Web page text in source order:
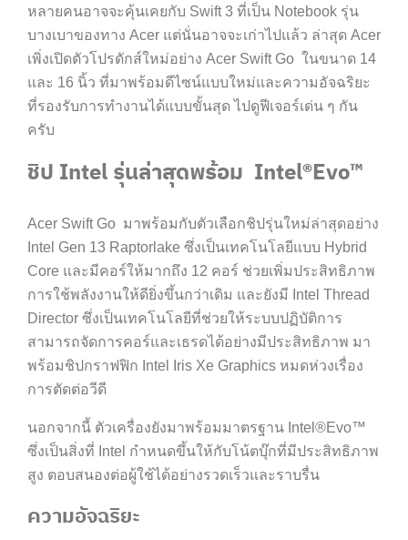
หลายคนอาจจะคุ้นเคยกับ Swift 3 ที่เป็น Notebook รุ่น
บางเบาของทาง Acer แต่นั่นอาจจะเก่าไปแล้ว ล่าสุด Acer
เพิ่งเปิดตัวโปรดักส์ใหม่อย่าง Acer Swift Go ในขนาด 14
และ 16 นิ้ว ที่มาพร้อมดีไซน์แบบใหม่และความอัจฉริยะ
ที่รองรับการทำงานได้แบบขั้นสุด ไปดูฟีเจอร์เด่น ๆ กัน
ครับ
ชิป Intel รุ่นล่าสุดพร้อม Intel®Evo™
Acer Swift Go มาพร้อมกับตัวเลือกชิปรุ่นใหม่ล่าสุดอย่าง
Intel Gen 13 Raptorlake ซึ่งเป็นเทคโนโลยีแบบ Hybrid
Core และมีคอร์ให้มากถึง 12 คอร์ ช่วยเพิ่มประสิทธิภาพ
การใช้พลังงานให้ดียิ่งขึ้นกว่าเดิม และยังมี Intel Thread
Director ซึ่งเป็นเทคโนโลยีที่ช่วยให้ระบบปฏิบัติการ
สามารถจัดการคอร์และเธรดได้อย่างมีประสิทธิภาพ มา
พร้อมชิปกราฟฟิก Intel Iris Xe Graphics หมดห่วงเรื่อง
การตัดต่อวีดี
นอกจากนี้ ตัวเครื่องยังมาพร้อมมาตรฐาน I ntel®Evo™
ซึ่งเป็นสิ่งที่ Intel กำหนดขึ้นให้กับโน้ตบุ๊กที่มีประสิทธิภาพ
สูง ตอบสนองต่อผู้ใช้ได้อย่างรวดเร็วและราบรื่น
ความอัจฉริยะ